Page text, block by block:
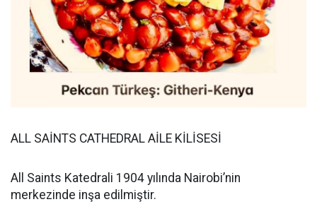
ALL SAİNTS CATHEDRAL AİLE KİLİSESİ
All Saints Katedrali 1904 yılında Nairobi’nin
merkezinde inşa edilmiştir.